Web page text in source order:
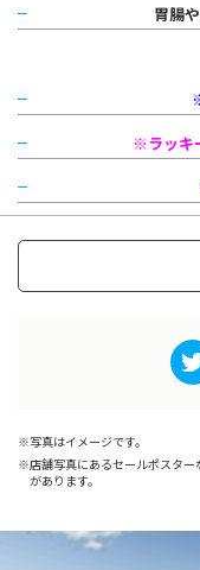
胃腸
※ラッキ
２７
写真はイメージです。
店舗写真にあるセールポスタ
があります。